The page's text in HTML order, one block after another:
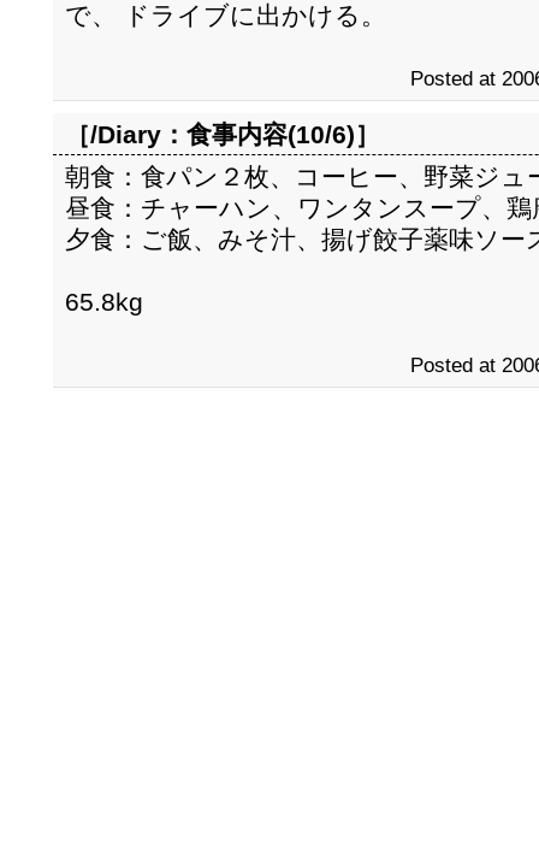
で、 ドライブに出かける。
Posted at
［/Diary： 食事内容(10/6)］
朝食：食パン２枚、コーヒー、野菜ジュ
昼食：チャーハン、ワンタンスープ、鶏
夕食：ご飯、みそ汁、揚げ餃子薬味ソー
65.8kg
Posted at